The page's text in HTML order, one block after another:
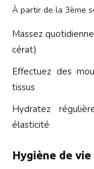
À partir de la 3ème
Massez
cérat)
Effectuez des
tissus
Hydratez
élasticité
Hygiène de